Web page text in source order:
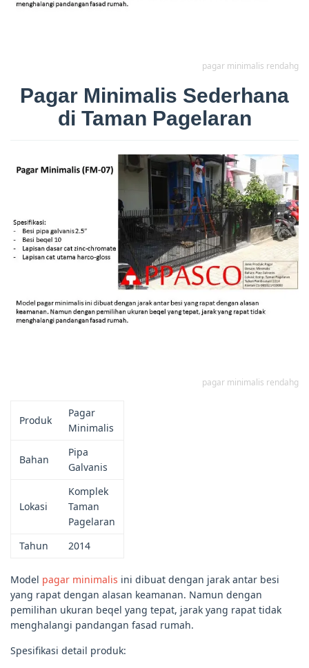
pagar minimalis rendahg
Pagar Minimalis Sederhana
di Taman Pagelaran
pagar minimalis rendahg
Produk
Pagar
Minimalis
Bahan
Pipa
Galvanis
Lokasi
Komplek
Taman
Pagelaran
Tahun
2014
Model pagar minimalis ini dibuat dengan jarak antar besi
yang rapat dengan alasan keamanan. Namun dengan
pemilihan ukuran beqel yang tepat, jarak yang rapat tidak
menghalangi pandangan fasad rumah.
Spesifikasi detail produk: